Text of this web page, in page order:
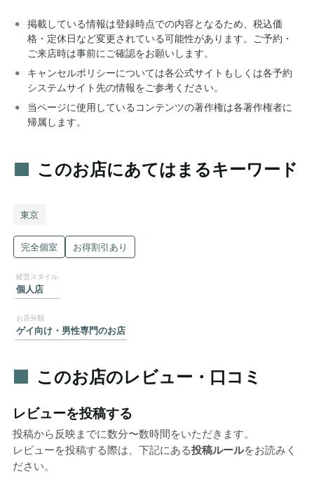
掲載している情報は登録時点での内容となるため、税込価
格・定休日など変更されている可能性があります。ご予約・
ご来店時は事前にご確認をお願いします。
キャンセルポリシーについては各公式サイトもしくは各予約
システムサイト先の情報をご参考ください。
当ページに使用しているコンテンツの著作権は各著作権者に
帰属します。
このお店にあてはまるキーワード
東京
完全個室 お得割引あり
個人店
ゲイ向け・男性専門のお店
このお店のレビュー・口コミ
レビューを投稿する
投稿から反映までに数分〜数時間をいただきます。
レビューを投稿する際は、下記にある投稿ルールをお読みく
ださい。